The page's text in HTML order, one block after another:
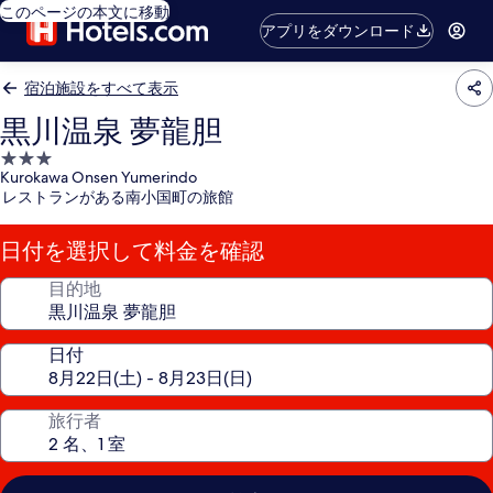
このページの本文に移動
アプリをダウンロード
宿泊施設をすべて表示
黒川温泉 夢龍胆
3.0
つ
星
宿
泊
施
Kurokawa Onsen Yumerindo
レストランがある南小国町の旅館
日付を選択して料金を確認
目的地
日付
旅行者